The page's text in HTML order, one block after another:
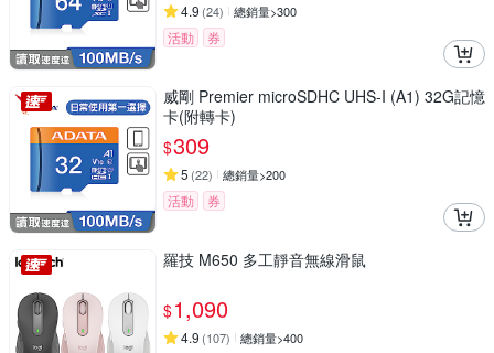
4.9 (24) 總銷量>300
活動 券
威剛 Premier microSDHC UHS-I (A1) 32G記憶
卡(附轉卡)
$309
5 (22) 總銷量>200
活動 券
羅技 M650 多工靜音無線滑鼠
$1,090
4.9 (107) 總銷量>400